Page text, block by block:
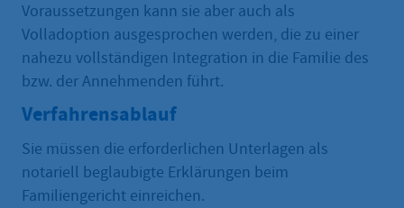
Voraussetzungen kann sie aber auch als
Volladoption ausgesprochen werden, die zu einer
nahezu vollständigen Integration in die Familie des
bzw. der Annehmenden führt.
Verfahrensablauf
Sie müssen die erforderlichen Unterlagen als
notariell beglaubigte Erklärungen beim
Familiengericht einreichen.